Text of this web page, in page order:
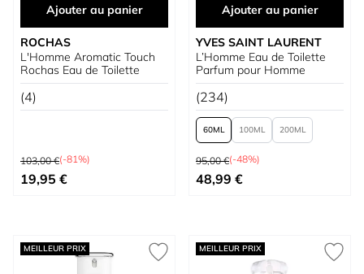
Ajouter au panier
ROCHAS
L'Homme Aromatic Touch
Rochas Eau de Toilette
(4)
Prix normal
103,00 €(-81%)
Prix spécial
19,95 €
Ajouter au panier
YVES SAINT LAURENT
L’Homme Eau de Toilette
Parfum pour Homme
(234)
60 100 200
Prix normal
95,00 €(-48%)
À partir de
48,99 €
MEILLEUR PRIX MEILLEUR PRIX